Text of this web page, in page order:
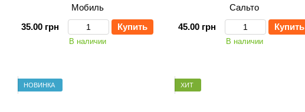
Мобиль
35.00 грн
Купить
В наличии
Сальто
45.00 грн
Купить
В наличии
НОВИНКА ХИТ